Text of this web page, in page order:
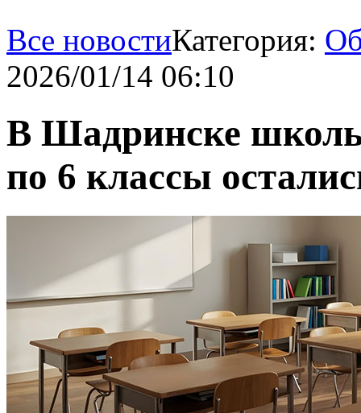
Все новостиКатегория:
2026/01/14 06:10
В Шадринске
по 6 классы